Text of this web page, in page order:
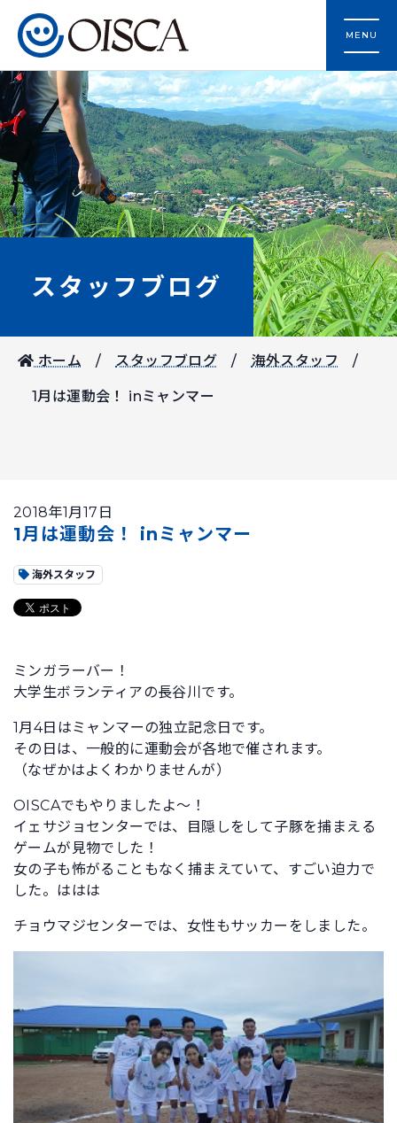
MENU
スタッフブログ
ホーム スタッフブログ 海外スタッフ
1月は運動会！ inミャンマー
2018年1月17日
1月は運動会！ inミャンマー
海外スタッフ
ミンガラーバー！
大学生ボランティアの長谷川です。
1月4日はミャンマーの独立記念日です。
その日は、一般的に運動会が各地で催されます。
（なぜかはよくわかりませんが）
OISCAでもやりましたよ～！
イェサジョセンターでは、目隠しをして子豚を捕まえる
ゲームが見物でした！
女の子も怖がることもなく捕まえていて、すごい迫力で
した。ははは
チョウマジセンターでは、女性もサッカーをしました。